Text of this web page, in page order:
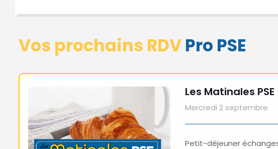
Vos prochains RDVPro PSE
Les Matinales PSE
Mercredi 2 septembre
Petit-déjeuner